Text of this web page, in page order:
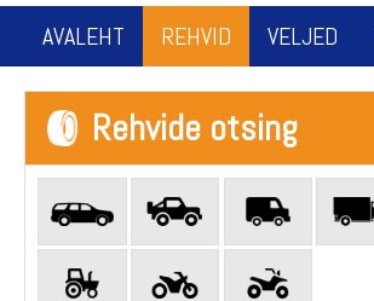
AVALEHT REHVID VELJED
Rehvide otsing